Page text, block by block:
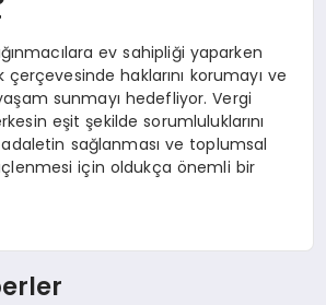
ev sahipliği yaparken
çerçevesinde haklarını korumayı ve
sunmayı hedefliyor. Vergi
eşit şekilde sorumluluklarını
sağlanması ve toplumsal
için oldukça önemli bir